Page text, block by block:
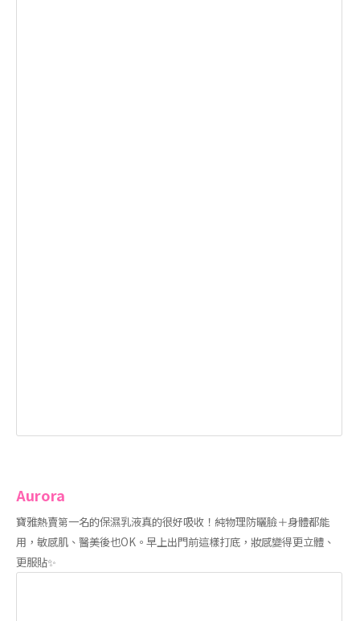
Aurora
寶雅熱賣第一名的保濕乳液真的很好吸收！純物理防曬臉＋身體都能
用，敏感肌、醫美後也OK。早上出門前這樣打底，妝感變得更立體、
更服貼✨